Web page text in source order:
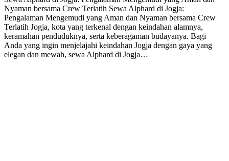
Nyaman bersama Crew Terlatih Sewa Alphard di Jogja:
Pengalaman Mengemudi yang Aman dan Nyaman bersama Crew
Terlatih Jogja, kota yang terkenal dengan keindahan alamnya,
keramahan penduduknya, serta keberagaman budayanya. Bagi
Anda yang ingin menjelajahi keindahan Jogja dengan gaya yang
elegan dan mewah, sewa Alphard di Jogja…